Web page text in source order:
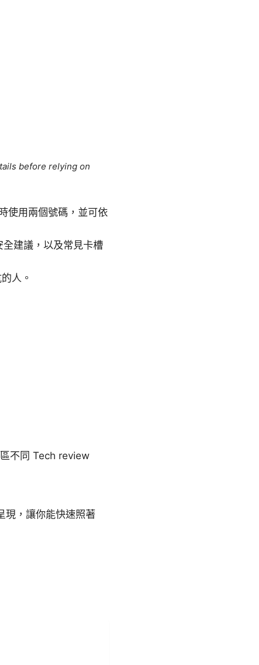
before relying on
使用兩個號碼，並可依
建議，以及常見卡槽
人。
不同 Tech review
現，讓你能快速照著